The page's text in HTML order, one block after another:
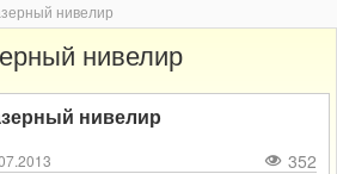
нивелир
нивелир
нивелир
352